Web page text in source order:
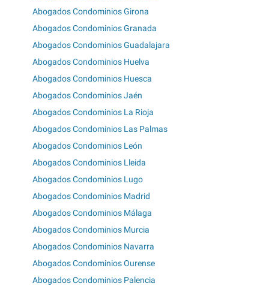
Abogados Condominios Girona
Abogados Condominios Granada
Abogados Condominios Guadalajara
Abogados Condominios Huelva
Abogados Condominios Huesca
Abogados Condominios Jaén
Abogados Condominios La Rioja
Abogados Condominios Las Palmas
Abogados Condominios León
Abogados Condominios Lleida
Abogados Condominios Lugo
Abogados Condominios Madrid
Abogados Condominios Málaga
Abogados Condominios Murcia
Abogados Condominios Navarra
Abogados Condominios Ourense
Abogados Condominios Palencia